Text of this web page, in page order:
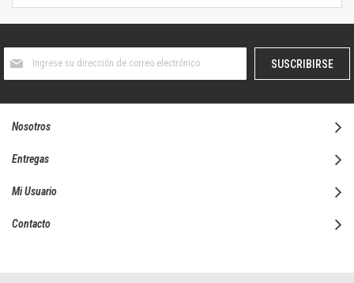
boletín
SUSCRIBIRSE
Nosotros
Entregas
Mi Usuario
Contacto